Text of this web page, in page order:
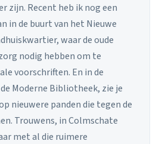
zijn. Recent heb ik nog een
in de buurt van het Nieuwe
waar de oude
nodig hebben om te
voorschriften. En in de
Moderne Bibliotheek, zie je
nieuwere panden die tegen de
Trouwens, in Colmschate
met al die ruimere